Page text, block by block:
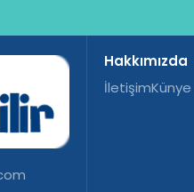
Hakkımızda
İletişimKünye